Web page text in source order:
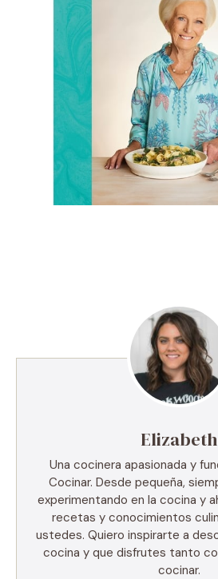
Elizabeth
Una cocinera apasionada y
Cocinar. Desde pequeña,
experimentando en la cocina y
recetas y conocimientos
ustedes. Quiero inspirarte a
cocina y que disfrutes tanto
cocinar.